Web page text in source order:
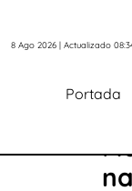
8 Ago 2026 | Actualizado
Portada